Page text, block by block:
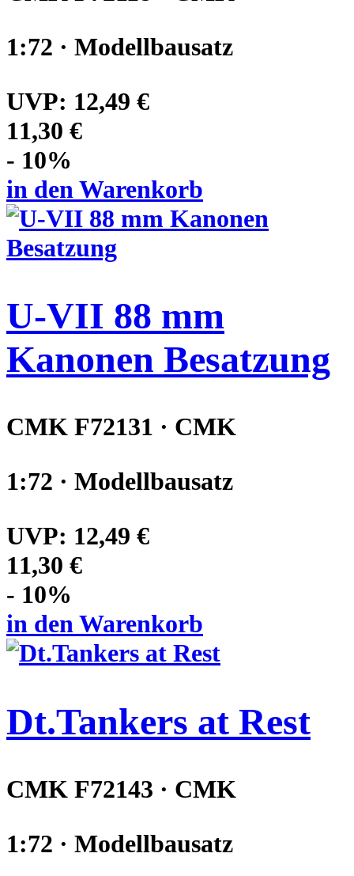
1:72 · Modellbausatz
UVP: 12,49 €
11,30 €
- 10%
in den Warenkorb
U-VII 88 mm
Kanonen Besatzung
CMK F72131 · CMK
1:72 · Modellbausatz
UVP: 12,49 €
11,30 €
- 10%
in den Warenkorb
Dt.Tankers at Rest
CMK F72143 · CMK
1:72 · Modellbausatz